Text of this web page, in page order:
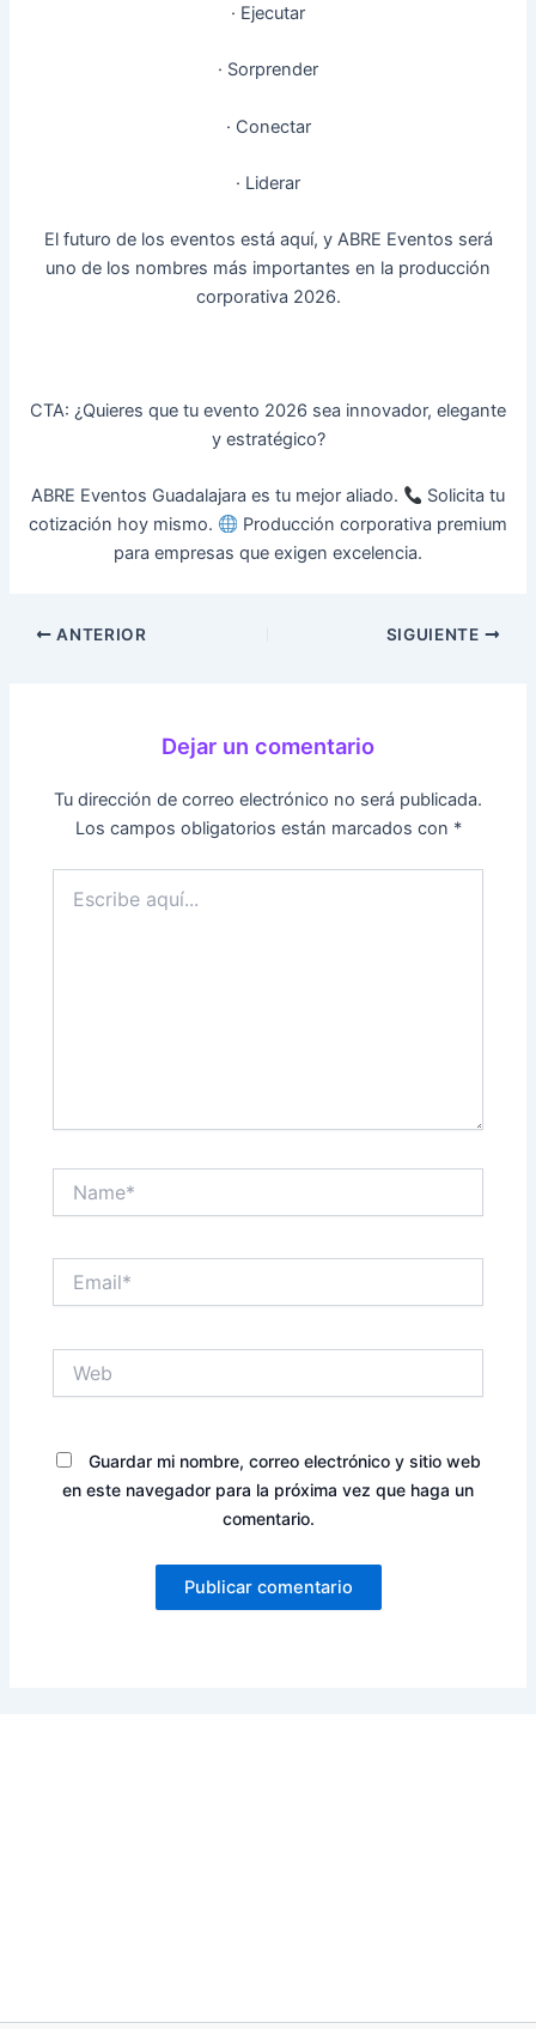
· Ejecutar
· Sorprender
· Conectar
· Liderar
El futuro de los eventos está aquí, y ABRE Eventos será
uno de los nombres más importantes en la producción
corporativa 2026.
CTA: ¿Quieres que tu evento 2026 sea innovador, elegante
y estratégico?
ABRE Eventos Guadalajara es tu mejor aliado.
Solicita tu
cotización hoy mismo.
Producción corporativa premium
para empresas que exigen excelencia.
ANTERIOR SIGUIENTE
Dejar un comentario
Tu dirección de correo electrónico no será publicada.
Los campos obligatorios están marcados con *
aquí...
Guardar mi nombre, correo electrónico y sitio web
en este navegador para la próxima vez que haga un
comentario.